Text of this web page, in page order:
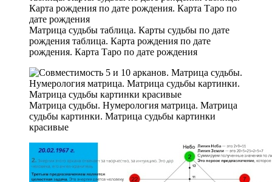
Матрица судьбы таблица. Карты судьбы по дате
рождения таблица. Карта рождения по дате
рождения. Карта Таро по дате рождения
Матрица судьбы. Нумерология матрица. Матрица
судьбы картинки. Матрица судьбы картинки
красивые